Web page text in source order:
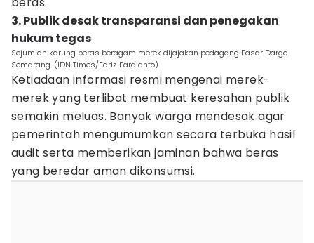
3. Publik desak transparansi dan penegakan
hukum tegas
Sejumlah karung beras beragam merek dijajakan pedagang Pasar Dargo
Semarang. (IDN Times/Fariz Fardianto)
Ketiadaan informasi resmi mengenai merek-
merek yang terlibat membuat keresahan publik
semakin meluas. Banyak warga mendesak agar
pemerintah mengumumkan secara terbuka hasil
audit serta memberikan jaminan bahwa beras
yang beredar aman dikonsumsi.